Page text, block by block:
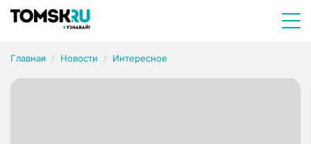
Главная Новости Интересное